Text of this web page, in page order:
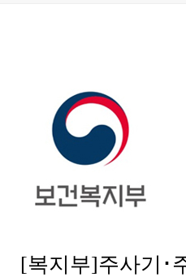
[복지부]주사기･